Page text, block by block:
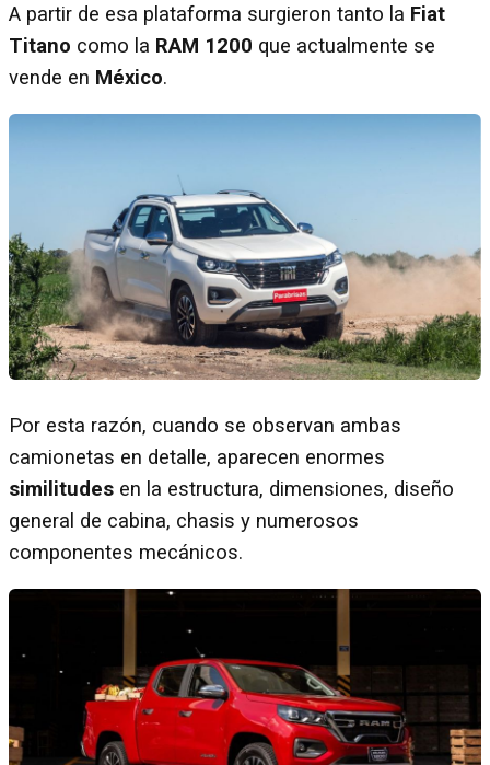
A partir de esa plataforma surgieron tanto la Fiat
Titano como la RAM 1200 que actualmente se
vende en México.
Por esta razón, cuando se observan ambas
camionetas en detalle, aparecen enormes
similitudes en la estructura, dimensiones, diseño
general de cabina, chasis y numerosos
componentes mecánicos.